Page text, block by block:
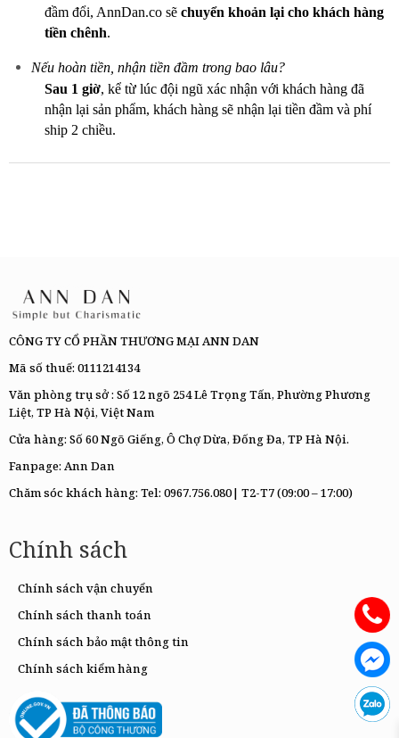
đầm đổi, AnnDan.co sẽ chuyển khoản lại cho khách hàng
tiền chênh.
Nếu hoàn tiền, nhận tiền đầm trong bao lâu?
Sau 1 giờ, kể từ lúc đội ngũ xác nhận với khách hàng đã
nhận lại sản phẩm, khách hàng sẽ nhận lại tiền đầm và phí
ship 2 chiều.
CÔNG TY CỔ PHẦN THƯƠNG MẠI ANN DAN
Mã số thuế: 0111214134
Văn phòng trụ sở : Số 12 ngõ 254 Lê Trọng Tấn, Phường Phương
Liệt, TP Hà Nội, Việt Nam
Cửa hàng: Số 60 Ngõ Giếng, Ô Chợ Dừa, Đống Đa, TP Hà Nội.
Fanpage: Ann Dan
Chăm sóc khách hàng: Tel: 0967.756.080| T2-T7 (09:00 – 17:00)
Chính sách
Chính sách vận chuyển
Chính sách thanh toán
Chính sách bảo mật thông tin
Chính sách kiểm hàng